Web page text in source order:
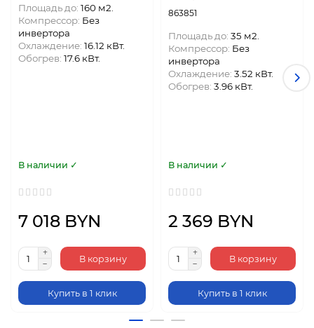
Площадь до: 160 м2.
Компрессор: Без
инвертора
Охлаждение: 16.12 кВт.
Обогрев: 17.6 кВт.
В наличии ✓
7 018 BYN
В корзину
Купить в 1 клик
863851
Площадь до: 35 м2.
Компрессор: Без
инвертора
Охлаждение: 3.52 кВт.
Обогрев: 3.96 кВт.
В наличии ✓
2 369 BYN
В корзину
Купить в 1 клик